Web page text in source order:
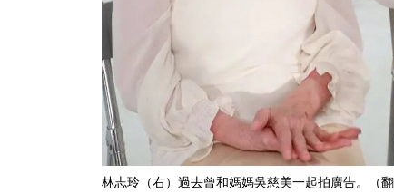
林志玲（右）過去曾和媽媽吳慈美一起拍廣告。（翻